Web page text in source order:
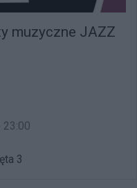
muzyczne JAZZ
23:00
3